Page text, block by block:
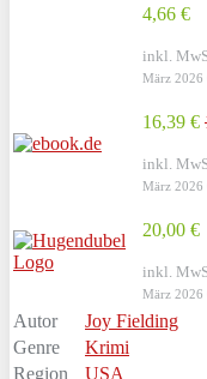
4,66 €
inkl.
März 2026
16,39 €
inkl.
März 2026
20,00 €
inkl.
März 2026
Autor
Joy Fielding
Genre
Krimi
Region
USA